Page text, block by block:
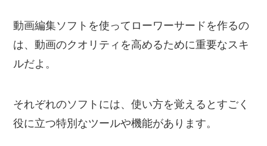
動画編集ソフトを使ってローワーサードを作るの
は、動画のクオリティを高めるために重要なスキ
ルだよ。
それぞれのソフトには、使い方を覚えるとすごく
役に立つ特別なツールや機能があります。